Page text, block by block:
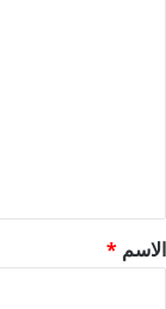
*
الاسم *